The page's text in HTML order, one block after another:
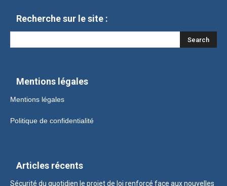
Recherche sur le site :
Mentions légales
Mentions légales
Politique de confidentialité
Articles récents
Sécurité du quotidien le projet de loi renforcé face aux nouvelles